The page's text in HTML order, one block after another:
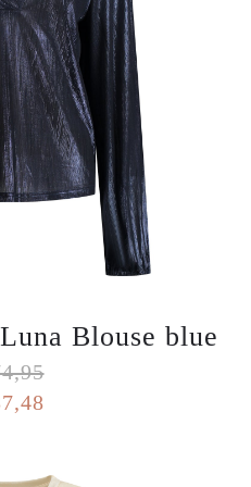
Blouse blue